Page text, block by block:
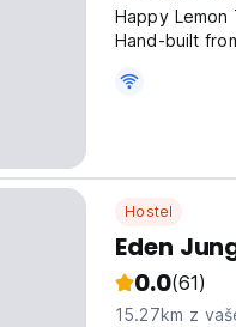
Happy
Hand-built
travellers.
Hostel
Eden
0.0(61)
15.27km z